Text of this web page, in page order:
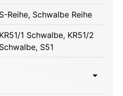
S-Reihe, Schwalbe Reihe
KR51/1 Schwalbe, KR51/2
Schwalbe, S51